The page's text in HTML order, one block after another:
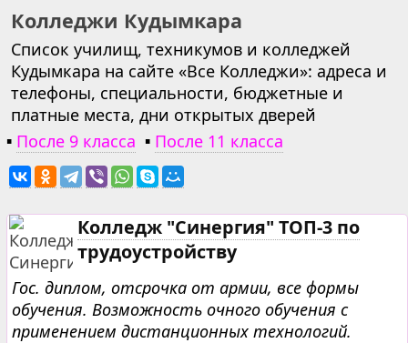
Колледжи Кудымкара
Список училищ, техникумов и колледжей
Кудымкара на сайте «Все Колледжи»: адреса и
телефоны, специальности, бюджетные и
платные места, дни открытых дверей
▪ После 9 класса ▪ После 11 класса
Колледж "Синергия" ТОП-3 по
трудоустройству
Гос. диплом, отсрочка от армии, все формы
обучения. Возможность очного обучения с
применением дистанционных технологий.